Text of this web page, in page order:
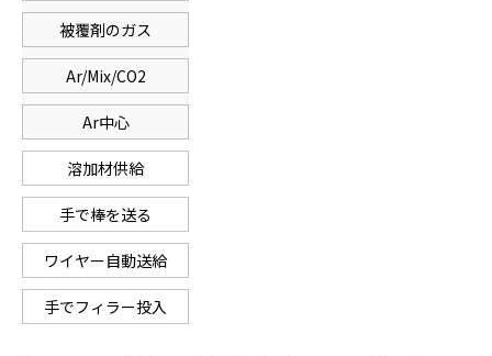
被覆剤のガス
Ar/Mix/CO2
Ar中心
溶加材供給
手で棒を送る
ワイヤー自動送給
手でフィラー投入